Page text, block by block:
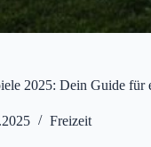
2025: Dein Guide für
Freizeit